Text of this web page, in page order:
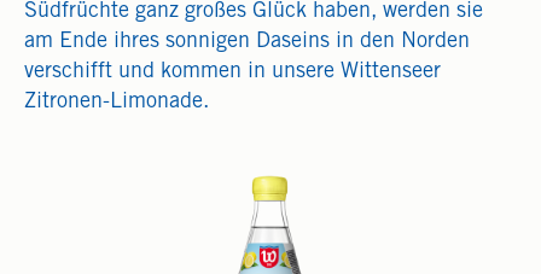
Südfrüchte ganz großes Glück haben, werden sie
am Ende ihres sonnigen Daseins in den Norden
verschifft und kommen in unsere Wittenseer
Zitronen-Limonade.